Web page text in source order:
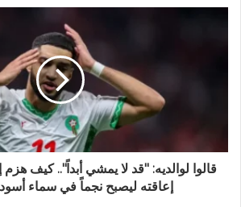
قالوا لوالديه: "قد لا يمشي أبداً".. كيف
إعاقته ليصبح نجماً في سماء